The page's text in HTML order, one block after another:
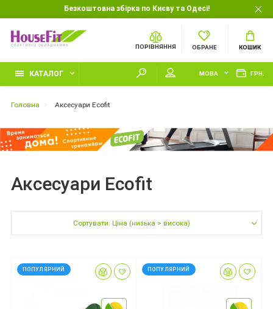
Безкоштовна збірка по Києву та Одесі!
ПОРІВНЯННЯ ОБРАНЕ КОШИК
КАТАЛОГ МОВА ГРН.
Головна Аксесуари Ecofit
Аксесуари Ecofit
Сортувати: Ціна (низька > висока)
ПОПУЛЯРНИЙ ПОПУЛЯРНИЙ